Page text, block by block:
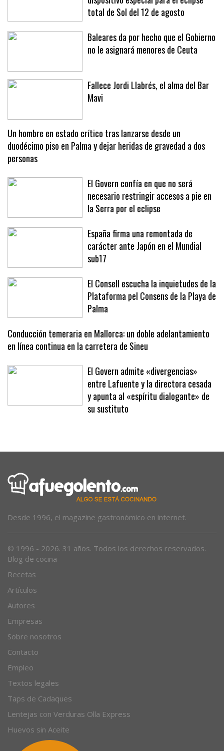
El Ministerio de Transportes activa un
dispositivo especial para el eclipse
total de Sol del 12 de agosto
Baleares da por hecho que el Gobierno
Fallece Jordi Llabrés, el alma del Bar
Un hombre en estado crítico tras lanzarse desde un
duodécimo piso en Palma y dejar heridas de gravedad a dos
personas
El Govern confía en que no será
necesario restringir accesos a pie en
la Serra por el eclipse
España firma una remontada de
carácter ante Japón en el Mundial
sub17
El Consell escucha la inquietudes de la
Plataforma pel Consens de la Playa de
Palma
Conducción temeraria en Mallorca: un doble adelantamiento
en línea continua en la carretera de Sineu
El Govern admite «divergencias»
entre Lafuente y la directora cesada
y apunta al «espíritu dialogante» de
Blog de cocina
Recetas
Artículos
Autores
Empresas
Sobre nosotros
Contacto
Empleo
Textos legales
Taps de Cadaques
Lentejas con Verduras Olla Express